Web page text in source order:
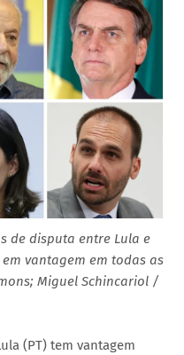
de disputa entre Lula e
vantagem em todas as
Miguel Schincariol /
(PT) tem vantagem